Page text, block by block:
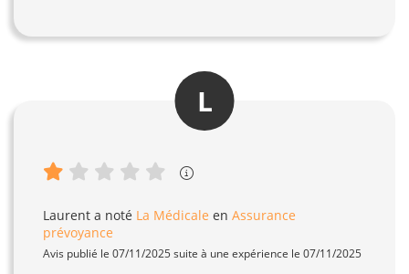
L
Laurent a noté La Médicale en Assurance
prévoyance
Avis publié le 07/11/2025 suite à une expérience le 07/11/2025